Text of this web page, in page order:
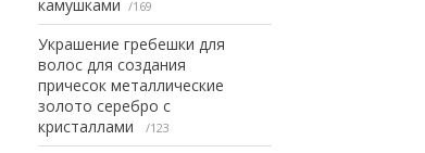
камушками
169
Украшение гребешки для
волос для создания
причесок металлические
золото серебро с
кристаллами
123